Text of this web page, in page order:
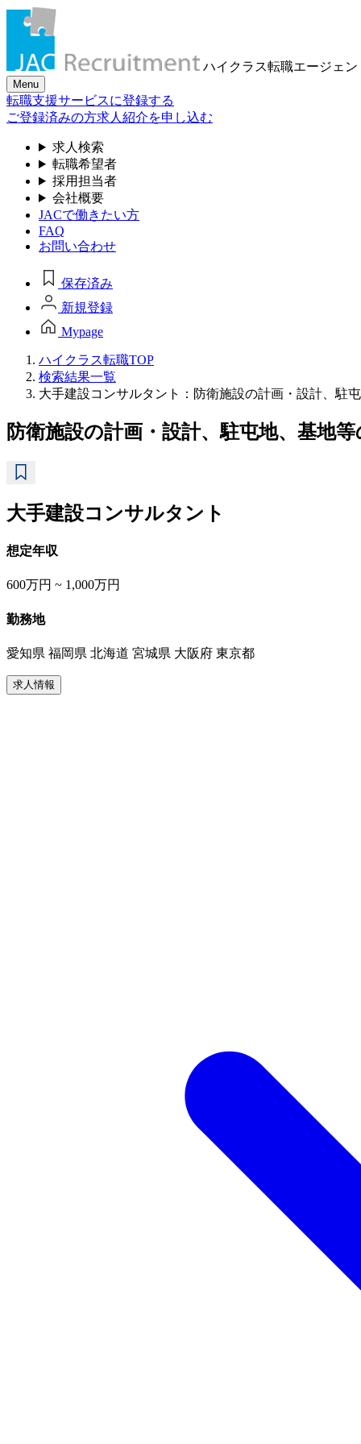
ハイクラス転職エージェン
Menu
転職支援サービスに登録する
ご登録済みの方求人紹介を申し込む
求人検索
転職希望者
採用担当者
会社概要
JACで働きたい方
FAQ
お問い合わせ
保存済み
新規登録
Mypage
ハイクラス転職TOP
検索結果一覧
大手建設コンサルタント：防衛施設の計画・設計、駐
防衛施設の計画・設計、駐屯地、基地
大手建設コンサルタント
想定年収
600万円 ~ 1,000万円
勤務地
愛知県 福岡県 北海道 宮城県 大阪府 東京都
求人情報